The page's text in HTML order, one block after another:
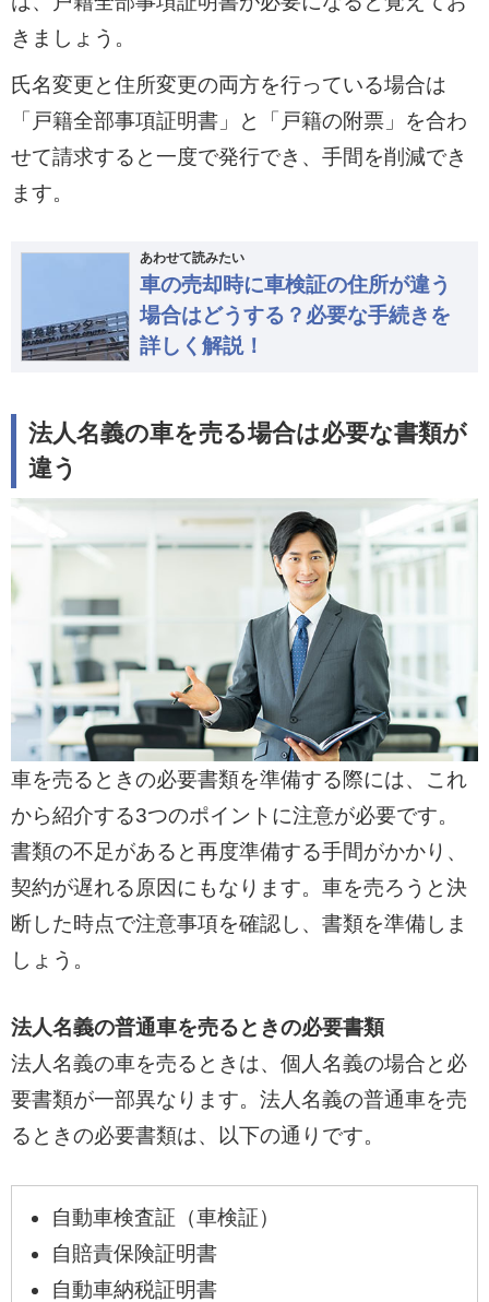
きましょう。
氏名変更と住所変更の両方を行っている場合は
「戸籍全部事項証明書」と「戸籍の附票」を合わ
せて請求すると一度で発行でき、手間を削減でき
ます。
あわせて読みたい
車の売却時に車検証の住所が違う
場合はどうする？必要な手続きを
詳しく解説！
法人名義の車を売る場合は必要な書類が
違う
車を売るときの必要書類を準備する際には、これ
から紹介する3つのポイントに注意が必要です。
書類の不足があると再度準備する手間がかかり、
契約が遅れる原因にもなります。車を売ろうと決
断した時点で注意事項を確認し、書類を準備しま
しょう。
法人名義の普通車を売るときの必要書類
法人名義の車を売るときは、個人名義の場合と必
要書類が一部異なります。法人名義の普通車を売
るときの必要書類は、以下の通りです。
自動車検査証（車検証）
自賠責保険証明書
自動車納税証明書